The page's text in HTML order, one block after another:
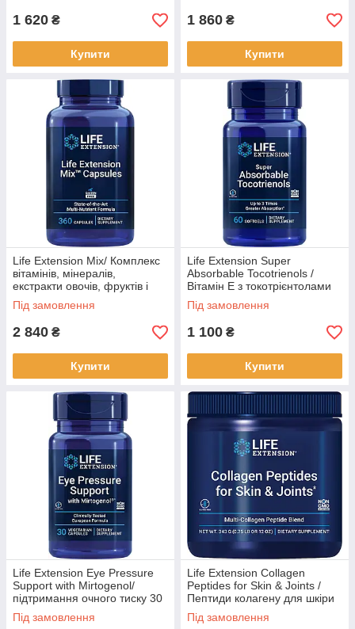
1 620 ₴
Купити
1 860 ₴
Купити
Life Extension Mix/ Комплекс
вітамінів, мінералів,
екстракти овочів, фруктів і
рослин 360 капсул BX425
Під замовлення
2 840 ₴
Купити
Life Extension Super
Absorbable Tocotrienols /
Вітамін Е з токотрієнтолами
60 капсул BX512
Під замовлення
1 100 ₴
Купити
Life Extension Eye Pressure
Support with Mirtogenol/
підтримання очного тиску 30
капсул BX187
Під замовлення
Life Extension Collagen
Peptides for Skin & Joints /
Пептиди колагену для шкіри
та суглобів 343 г BX384
Під замовлення